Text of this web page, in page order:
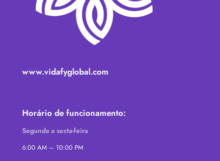
www.vidafyglobal.com
Horário de funcionamento:
Segunda a sexta-feira
6:00 AM – 10:00 PM